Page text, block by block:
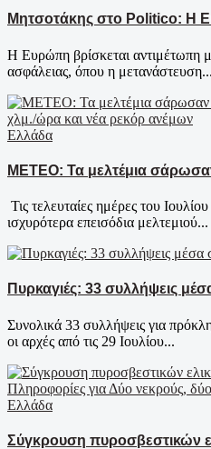
Μητσοτάκης στο Politico: Η
Η Ευρώπη βρίσκεται αντιμέτωπη
ασφάλειας, όπου η μετανάστευση...
Ελλάδα
ΜΕΤΕΟ: Τα μελτέμια
Τις τελευταίες ημέρες του
ισχυρότερα επεισόδια μελτεμιού...
Πυρκαγιές: 33 συλλήψεις
Συνολικά 33 συλλήψεις για
οι αρχές από τις 29 Ιουλίου...
Ελλάδα
Σύγκρουση πυροσβεστικών